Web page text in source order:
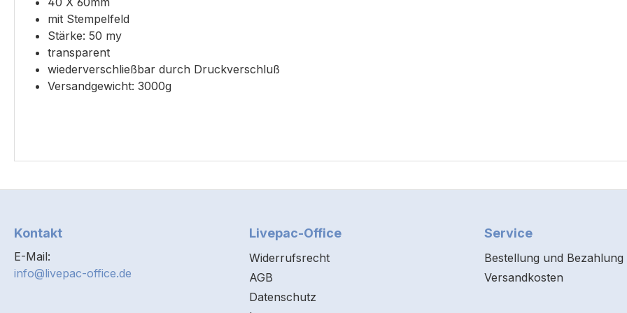
mit Stempelfeld
Stärke: 50 my
transparent
wiederverschließbar durch Druckverschluß
Versandgewicht: 3000g
Kontakt
E-Mail:
info@livepac-office.de
Livepac-Office
Widerrufsrecht
AGB
Datenschutz
Service
Bestellung und Bezahlung
Versandkosten